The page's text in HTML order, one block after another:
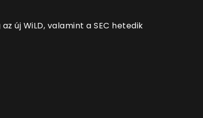
új WiLD, valamint a SEC hetedik